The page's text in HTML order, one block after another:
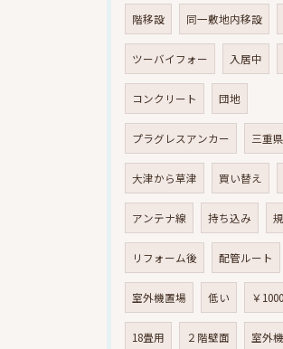
階移設 同一敷地内移設
ツーバイフォー 入居中
コンクリート 団地
プラグレスアンカー 三重県
大津から草津 買い替え
アンテナ線 持ち込み
リフォーム後 配管ルート
室外機置場 低い ￥
18畳用 ２階壁面 室外